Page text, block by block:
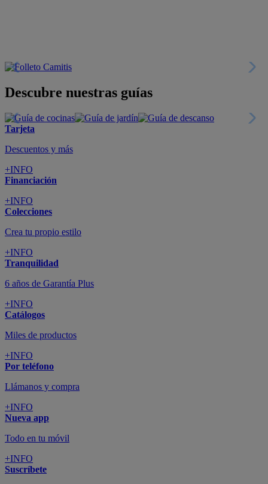
Descubre nuestras guías
Tarjeta
Descuentos y más
+INFO
Financiación
+INFO
Colecciones
Crea tu propio estilo
+INFO
Tranquilidad
6 años de Garantía Plus
+INFO
Catálogos
Miles de productos
+INFO
Por teléfono
Llámanos y compra
+INFO
Nueva app
Todo en tu móvil
+INFO
Suscríbete